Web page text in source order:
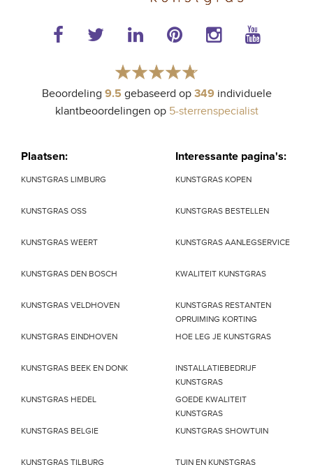
Beoordeling 9.5 gebaseerd op 349 individuele
klantbeoordelingen op 5-sterrenspecialist
Plaatsen:
KUNSTGRAS LIMBURG
KUNSTGRAS OSS
KUNSTGRAS WEERT
KUNSTGRAS DEN BOSCH
KUNSTGRAS VELDHOVEN
KUNSTGRAS EINDHOVEN
KUNSTGRAS BEEK EN DONK
KUNSTGRAS HEDEL
KUNSTGRAS BELGIE
KUNSTGRAS TILBURG
Interessante pagina's:
KUNSTGRAS KOPEN
KUNSTGRAS BESTELLEN
KUNSTGRAS AANLEGSERVICE
KWALITEIT KUNSTGRAS
KUNSTGRAS RESTANTEN
OPRUIMING KORTING
HOE LEG JE KUNSTGRAS
INSTALLATIEBEDRIJF
KUNSTGRAS
GOEDE KWALITEIT
KUNSTGRAS
KUNSTGRAS SHOWTUIN
TUIN EN KUNSTGRAS